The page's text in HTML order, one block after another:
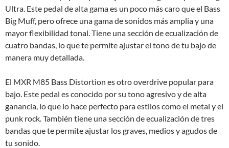
Ultra. Este pedal de alta gama es un poco más caro que el Bass
Big Muff, pero ofrece una gama de sonidos más amplia y una
mayor flexibilidad tonal. Tiene una sección de ecualización de
cuatro bandas, lo que te permite ajustar el tono de tu bajo de
manera muy detallada.
El MXR M85 Bass Distortion es otro overdrive popular para
bajo. Este pedal es conocido por su tono agresivo y de alta
ganancia, lo que lo hace perfecto para estilos como el metal y el
punk rock. También tiene una sección de ecualización de tres
bandas que te permite ajustar los graves, medios y agudos de
tu sonido.